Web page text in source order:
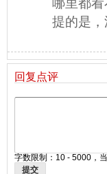
哪里都
提的是
回复点评
字数限制：10 - 5000，当
提交